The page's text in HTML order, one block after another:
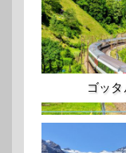
ゴッ